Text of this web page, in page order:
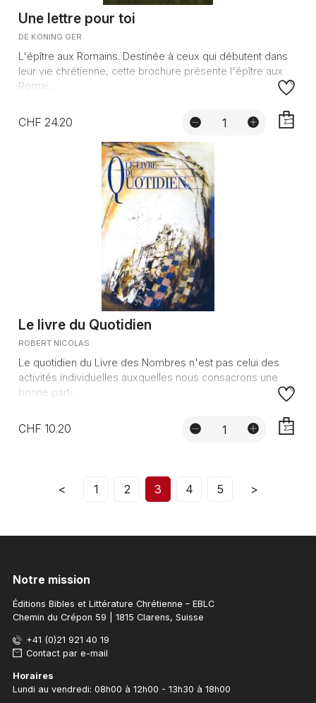
Une lettre pour toi
DE KONING GER
L'épître aux Romains. Destinée à ceux qui débutent dans
leur vie chrétienne, cette brochure présente l'épître aux
Romai...
CHF 24.20
Le livre du Quotidien
ROBERT NICOLAS
Le quotidien du Livre des Nombres n'est pas celui des
activités individuelles auxquelles nous consacrons une
bonne parti...
CHF 10.20
< 1 2 3 4 5 >
Notre mission
Éditions Bibles et Littérature Chrétienne – EBLC
Chemin du Crépon 59 | 1815 Clarens, Suisse
+41 (0)21 921 40 19
Contact par e-mail
Horaires
Lundi au vendredi: 08h00 à 12h00 - 13h30 à 18h00